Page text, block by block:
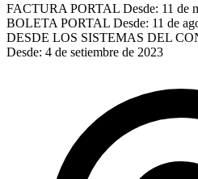
FACTURA PORTAL Desde: 11 de
BOLETA PORTAL Desde: 11 de
DESDE LOS SISTEMAS DEL
Desde: 4 de setiembre de 2023